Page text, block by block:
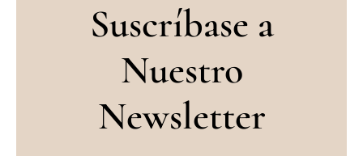
Suscríbase a
Nuestro
Newsletter